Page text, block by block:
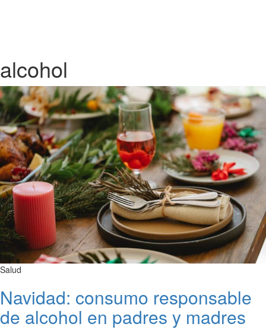
alcohol
Salud
Navidad: consumo responsable
de alcohol en padres y madres